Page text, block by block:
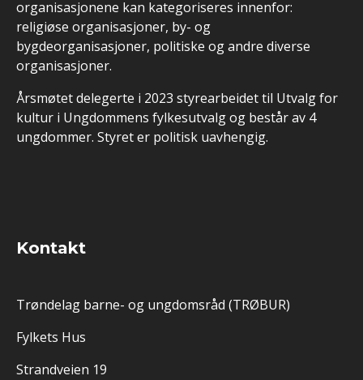
organisasjonene kan kategoriseres innenfor:
religiøse organisasjoner, by- og
bygdeorganisasjoner, politiske og andre diverse
organisasjoner.
Årsmøtet delegerte i 2023 styrearbeidet til Utvalg for
kultur i Ungdommens fylkesutvalg og består av 4
ungdommer. Styret er politisk uavhengig.
Kontakt
Trøndelag barne- og ungdomsråd (TRØBUR)
Fylkets Hus
Strandveien 19